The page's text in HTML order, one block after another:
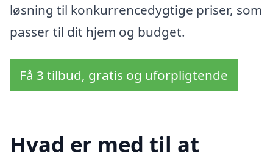
løsning til konkurrencedygtige priser, som
passer til dit hjem og budget.
Få 3 tilbud, gratis og uforpligtende
Hvad er med til at